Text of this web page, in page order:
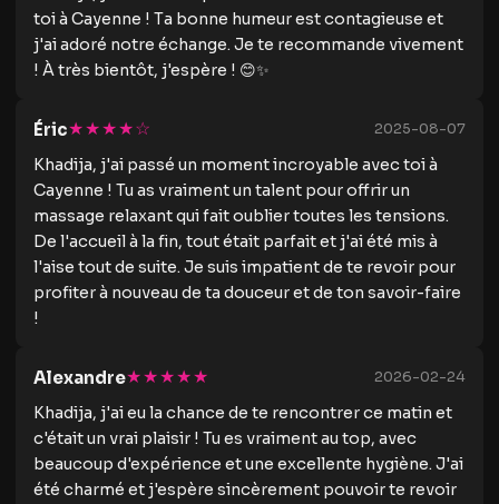
toi à Cayenne ! Ta bonne humeur est contagieuse et
j'ai adoré notre échange. Je te recommande vivement
! À très bientôt, j'espère ! 😊✨
Éric★★★★☆ 2025-08-07
Khadija, j'ai passé un moment incroyable avec toi à
Cayenne ! Tu as vraiment un talent pour offrir un
massage relaxant qui fait oublier toutes les tensions.
De l'accueil à la fin, tout était parfait et j'ai été mis à
l'aise tout de suite. Je suis impatient de te revoir pour
profiter à nouveau de ta douceur et de ton savoir-faire
!
Alexandre★★★★★ 2026-02-24
Khadija, j'ai eu la chance de te rencontrer ce matin et
c'était un vrai plaisir ! Tu es vraiment au top, avec
beaucoup d'expérience et une excellente hygiène. J'ai
été charmé et j'espère sincèrement pouvoir te revoir